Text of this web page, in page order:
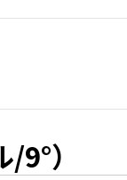
）